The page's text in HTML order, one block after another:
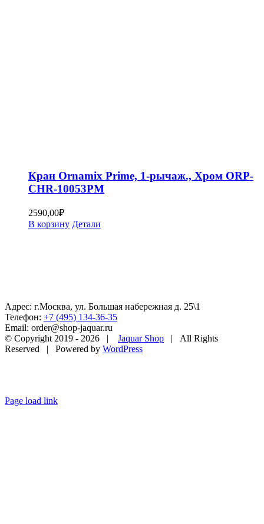
Кран Ornamix Prime, 1-рычаж., Хром ORP-
CHR-10053PM
2590,00₽
В корзину Детали
Адрес: г.Москва, ул. Большая набережная д. 25\1
Телефон: +7 (495) 134-36-35
Email: order@shop-jaquar.ru
© Copyright 2019 - 2026 | Jaquar Shop | All Rights
Reserved | Powered by WordPress
Page load link